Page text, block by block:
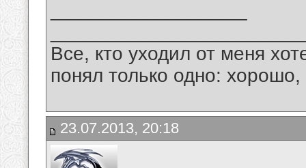
Все, кто уходил от меня
понял только одно:
23.07.2013, 20:18